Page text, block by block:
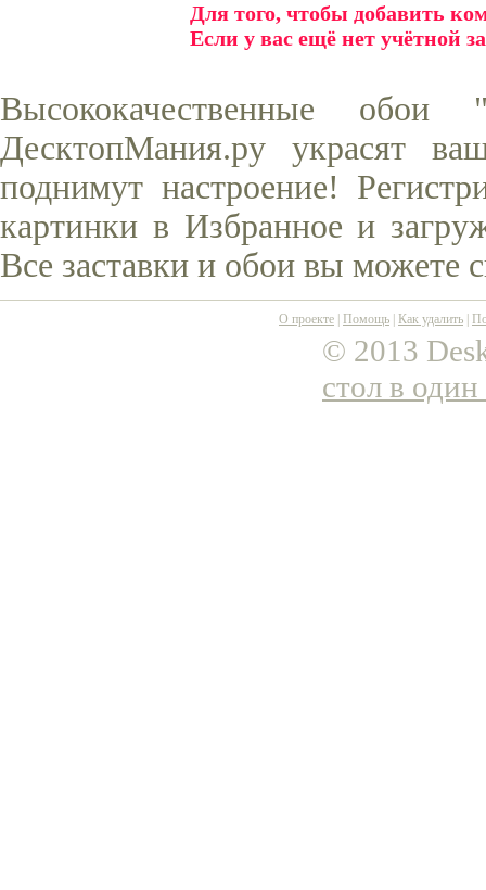
Для того, чтобы добавить
Если у вас ещё нет учётной
Высококачественные
ДесктопМания.ру украсят
поднимут настроение!
картинки в Избранное и
Все заставки и обои вы можете
О проекте Помощь Как удалить
© 2013
стол в